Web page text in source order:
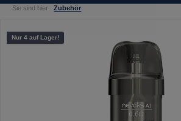
Sie sind hier: Zubehör
Bildergalerie überspringen
Nur 4 auf Lager!